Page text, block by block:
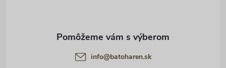
info@batoharen.sk